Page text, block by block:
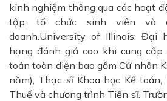
kinh nghiệm thông qua các hoạt
tập, tổ chức sinh viên và
doanh.University of Illinois: Đại
hạng đánh giá cao khi cung
toán toàn diện bao gồm Cử nhân
năm), Thạc sĩ Khoa học Kế
Thuế và chương trình Tiến sĩ.